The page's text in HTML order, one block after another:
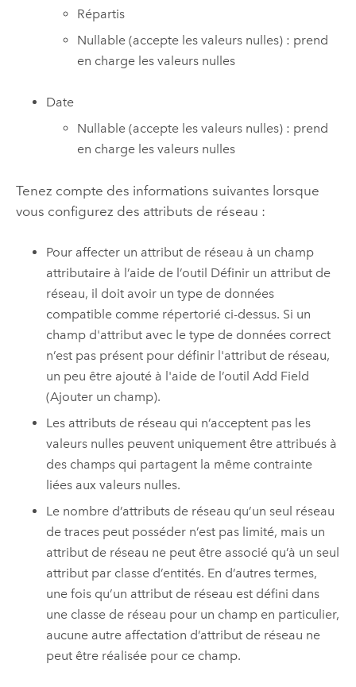
Répartis
Nullable (accepte les valeurs nulles) : prend
en charge les valeurs nulles
Date
Nullable (accepte les valeurs nulles) : prend
en charge les valeurs nulles
Tenez compte des informations suivantes lorsque
vous configurez des attributs de réseau :
Pour affecter un attribut de réseau à un champ
attributaire à l’aide de l’outil Définir un attribut de
réseau, il doit avoir un type de données
compatible comme répertorié ci-dessus. Si un
champ d'attribut avec le type de données correct
n’est pas présent pour définir l'attribut de réseau,
un peu être ajouté à l'aide de l’outilAdd Field
(Ajouter un champ).
Les attributs de réseau qui n’acceptent pas les
valeurs nulles peuvent uniquement être attribués à
des champs qui partagent la même contrainte
liées aux valeurs nulles.
Le nombre d’attributs de réseau qu’un seul réseau
de traces peut posséder n’est pas limité, mais un
attribut de réseau ne peut être associé qu’à un seul
attribut par classe d’entités. En d’autres termes,
une fois qu’un attribut de réseau est défini dans
une classe de réseau pour un champ en particulier,
aucune autre affectation d’attribut de réseau ne
peut être réalisée pour ce champ.